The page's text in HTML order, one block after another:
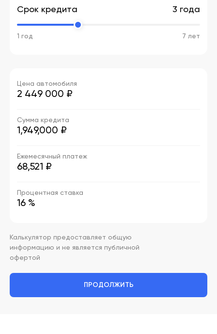
Срок кредита 3 года
1 год 7 лет
Цена автомобиля
2 449 000 ₽
Сумма кредита
1,949,000 ₽
Ежемесячный платеж
68,521 ₽
Процентная ставка
16 %
Калькулятор предоставляет общую
информацию и не является публичной
офертой
ПРОДОЛЖИТЬ